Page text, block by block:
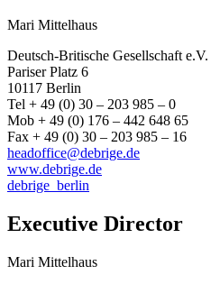
Mari Mittelhaus
Deutsch-Britische Gesellschaft e.V.
Pariser Platz 6
10117 Berlin
Tel + 49 (0) 30 – 203 985 – 0
Mob + 49 (0) 176 – 442 648 65
Fax + 49 (0) 30 – 203 985 – 16
headoffice@debrige.de
www.debrige.de
debrige_berlin
Executive Director
Mari Mittelhaus